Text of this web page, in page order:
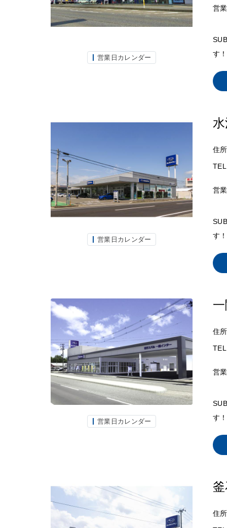
営業日カレンダー
営
す
営業日カレンダー
住所
TEL
営
す
営業日カレンダー
住所
TEL
営
す
住所